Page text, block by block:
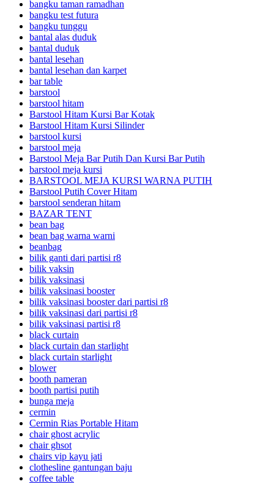
bangku taman ramadhan
bangku test futura
bangku tunggu
bantal alas duduk
bantal duduk
bantal lesehan
bantal lesehan dan karpet
bar table
barstool
barstool hitam
Barstool Hitam Kursi Bar Kotak
Barstool Hitam Kursi Silinder
barstool kursi
barstool meja
Barstool Meja Bar Putih Dan Kursi Bar Putih
barstool meja kursi
BARSTOOL MEJA KURSI WARNA PUTIH
Barstool Putih Cover Hitam
barstool senderan hitam
BAZAR TENT
bean bag
bean bag warna warni
beanbag
bilik ganti dari partisi r8
bilik vaksin
bilik vaksinasi
bilik vaksinasi booster
bilik vaksinasi booster dari partisi r8
bilik vaksinasi dari partisi r8
bilik vaksinasi partisi r8
black curtain
black curtain dan starlight
black curtain starlight
blower
booth pameran
booth partisi putih
bunga meja
cermin
Cermin Rias Portable Hitam
chair ghost acrylic
chair ghsot
chairs vip kayu jati
clothesline gantungan baju
coffee table